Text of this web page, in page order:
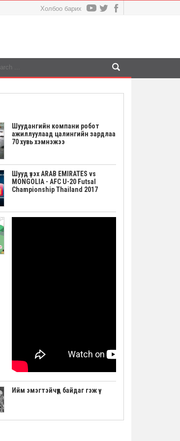
Холбоо барих
Шуудангийн компани робот
ажиллуулаад цалингийн зардлаа
70 хувь хэмнэжээ
Шууд үзэх ARAB EMIRATES vs
MONGOLIA - AFC U-20 Futsal
Championship Thailand 2017
Ийм эмэгтэйчүүд байдаг гэж үү